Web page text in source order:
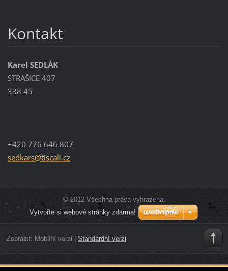
Kontakt
Karel SEDLÁK
STRAŠICE 407
338 45
+420 776 646 807
sedkars@tiscali.cz
© 2012 Všechna práva vyhrazena.
Vytvořte si webové stránky zdarma!
Zobrazit: Mobilní verzi Standardní verzi